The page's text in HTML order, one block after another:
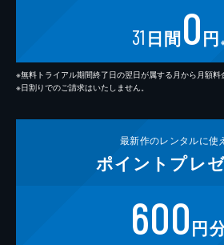
31 日間0円
※無料トライアル期間終了日の翌日が属する月から月額料
※日割りでのご請求はいたしません。
最新作のレンタルに使
ポイント プレ
600円